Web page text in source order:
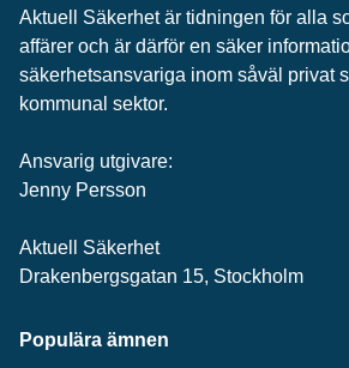
Aktuell Säkerhet är tidningen för alla
affärer och är därför en säker
säkerhets­ansvariga inom såväl privat
kommunal sektor.
Ansvarig utgivare:
Jenny Persson
Aktuell Säkerhet
Drakenbergsgatan 15, Stockholm
Populära ämnen